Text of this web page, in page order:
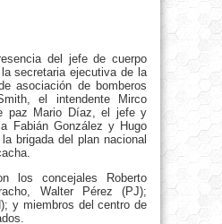
del jefe de cuerpo
secretaria ejecutiva de la
asociación de bomberos
el intendente Mirco
paz Mario Díaz, el jefe y
Fabián González y Hugo
brigada del plan nacional
los concejales Roberto
Walter Pérez (PJ);
y miembros del centro de